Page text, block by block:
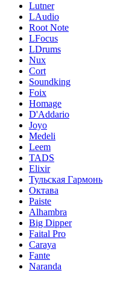
Lutner
LAudio
Root Note
LFocus
LDrums
Nux
Cort
Soundking
Foix
Homage
D'Addario
Joyo
Medeli
Leem
TADS
Elixir
Тульская Гармонь
Октава
Paiste
Alhambra
Big Dipper
Faital Pro
Caraya
Fante
Naranda